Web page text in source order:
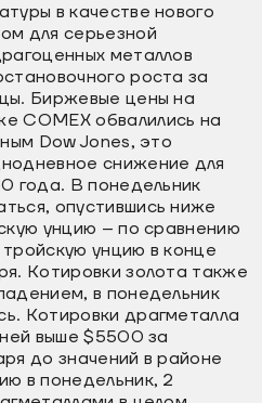
в качестве нового
для серьезной
металлов
роста за
Биржевые цены на
COMEX обвалились на
Dow Jones, это
снижение для
года. В понедельник
опустившись ниже
унцию – по сравнению
тройскую унцию в конце
Котировки золота также
в понедельник
Котировки драгметалла
выше $5500 за
до значений в районе
в понедельник, 2